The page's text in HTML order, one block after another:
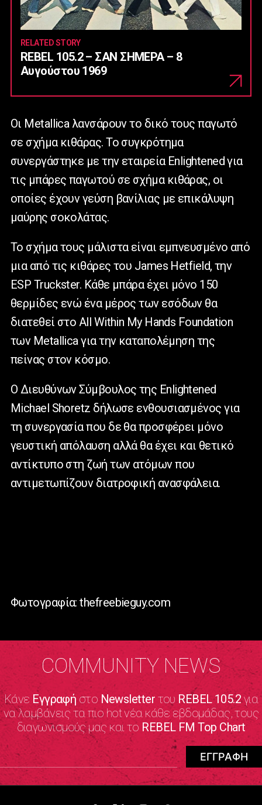
RELATED STORY
REBEL 105.2 – ΣΑΝ ΣΗΜΕΡΑ – 8
Αυγούστου 1969
Οι Metallica λανσάρουν το δικό τους παγωτό
σε σχήμα κιθάρας. Το συγκρότημα
συνεργάστηκε με την εταιρεία Enlightened για
τις μπάρες παγωτού σε σχήμα κιθάρας, οι
οποίες έχουν γεύση βανίλιας με επικάλυψη
μαύρης σοκολάτας.
Το σχήμα τους μάλιστα είναι εμπνευσμένο από
μια από τις κιθάρες του James Hetfield, την
ESP Truckster. Κάθε μπάρα έχει μόνο 150
θερμίδες ενώ ένα μέρος των εσόδων θα
διατεθεί στο All Within My Hands Foundation
των Metallica για την καταπολέμηση της
πείνας στον κόσμο.
Ο Διευθύνων Σύμβουλος της Enlightened
Michael Shoretz δήλωσε ενθουσιασμένος για
τη συνεργασία που δε θα προσφέρει μόνο
γευστική απόλαυση αλλά θα έχει και θετικό
αντίκτυπο στη ζωή των ατόμων που
αντιμετωπίζουν διατροφική ανασφάλεια.
Φωτογραφία: thefreebieguy.com
COMMUNITY NEWS
Κάνε Εγγραφήστο NewsletterτουREBEL 105.2για
να λαμβάνεις τα πιο hot νέα κάθε εβδομάδας, τους
διαγωνισμούς μας και το REBEL FM Top Chart